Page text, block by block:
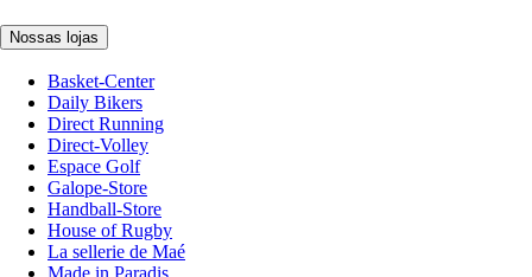
Nossas lojas
Basket-Center
Daily Bikers
Direct Running
Direct-Volley
Espace Golf
Galope-Store
Handball-Store
House of Rugby
La sellerie de Maé